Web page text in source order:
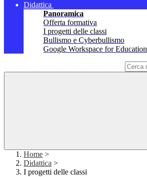
Didattica
Panoramica
Offerta formativa
I progetti delle classi
Bullismo e Cyberbullismo
Google Workspace for Education
Home >
Didattica >
I progetti delle classi